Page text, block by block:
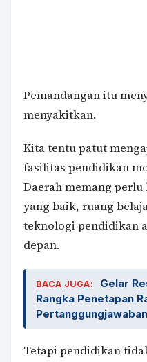
Pemandangan itu
menyakitkan.
Kita tentu patut
fasilitas pendidikan
Daerah memang
yang baik, ruang
teknologi pendidikan
depan.
BACA JUGA:
Gelar
Rangka Penetapan
Tetapi pendidikan